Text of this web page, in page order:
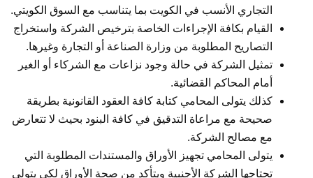
التجاري الأنسب في الكويت بما يتناسب مع السوق الكويتي.
القيام بكافة الإجراءات الخاصة بترخيص الشركة واستخراج
التصاريح المطلوبة من وزارة الصناعة أو التجارة وغيرها.
تمثيل الشركة في حالة وجود نزاعات مع الشركاء أو الغير
أمام المحاكم القضائية.
كذلك يتولى المحامي كتابة كافة العقود القانونية بطريقة
صحيحة مع مراعاة التدقيق في كافة البنود بحيث لا تتعارض
مع مصالح الشركة.
يتولى المحامي تجهيز الأوراق والمستندات المطلوبة التي
تحتاجها الشركة الأجنبية ويتأكد من صحة الأوراق لكي يتولى